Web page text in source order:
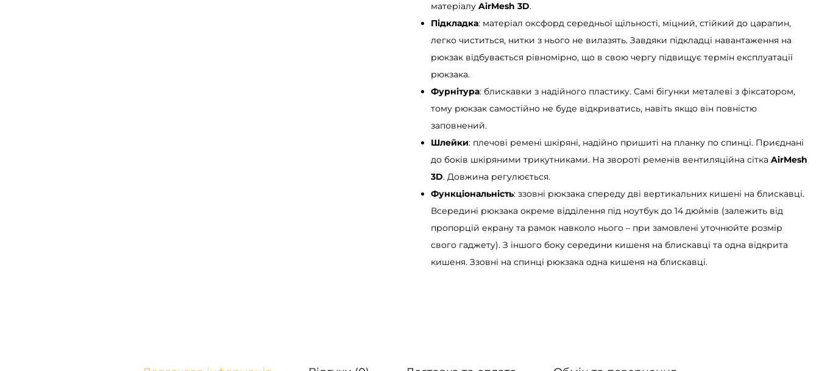
a
R
матеріалу AirMesh 3D.
Підкладка: матеріал оксфорд середньої щільності, міцний, стійкий до царапин,
легко чиститься, нитки з нього не вилазять. Завдяки підкладці навантаження на
рюкзак відбувається рівномірно, що в свою чергу підвищує термін експлуатації
рюкзака.
Фурнітура: блискавки з надійного пластику. Самі бігунки металеві з фіксатором,
тому рюкзак самостійно не буде відкриватись, навіть якщо він повністю
заповнений.
Шлейки: плечові ремені шкіряні, надійно пришиті на планку по спинці. Приєднані
до боків шкіряними трикутниками. На звороті ременів вентиляційна сітка AirMesh
3D. Довжина регулюється.
Функціональність: ззовні рюкзака спереду дві вертикальних кишені на блискавці.
Всередині рюкзака окреме відділення під ноутбук до 14 дюймів (залежить від
пропорцій екрану та рамок навколо нього – при замовлені уточнюйте розмір
свого гаджету). З іншого боку середини кишеня на блискавці та одна відкрита
кишеня. Ззовні на спинці рюкзака одна кишеня на блискавці.